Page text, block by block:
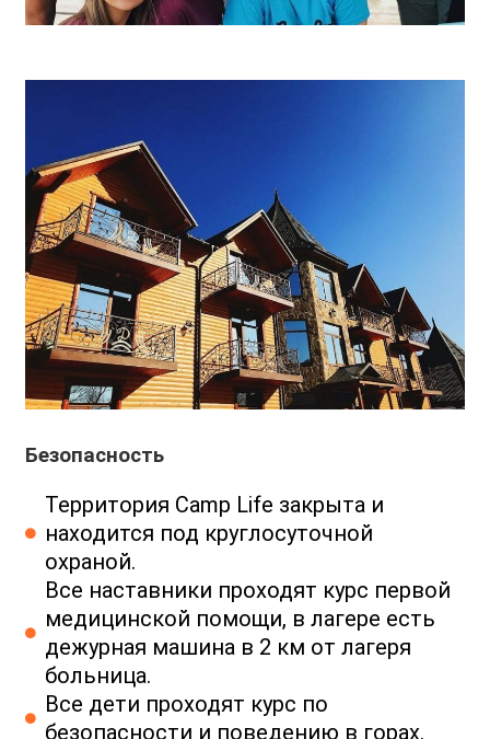
Безопасность
Территория Camp Life закрыта и
находится под круглосуточной
охраной.
Все наставники проходят курс первой
медицинской помощи, в лагере есть
дежурная машина в 2 км от лагеря
больница.
Все дети проходят курс по
безопасности и поведению в горах.